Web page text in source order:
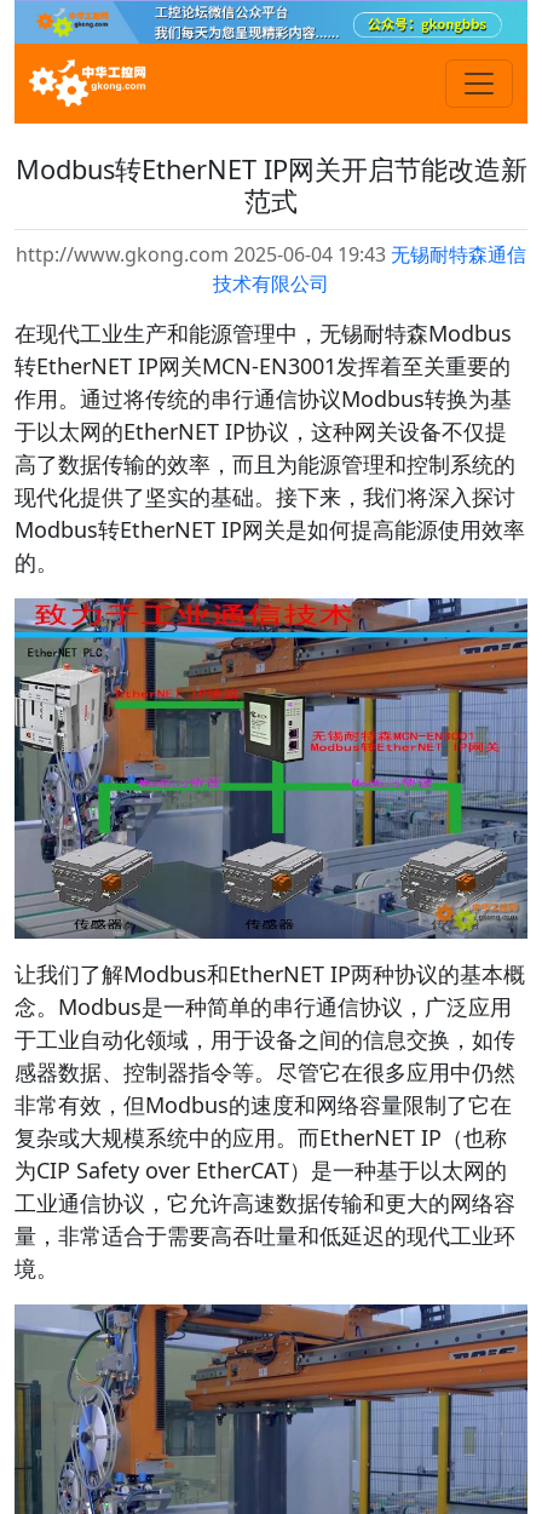
Modbus转EtherNET IP网关开启节能改造新
范式
http://www.gkong.com 2025-06-04 19:43无锡耐特森通信
技术有限公司
在现代工业生产和能源管理中，无锡耐特森Modbus
转EtherNET IP网关MCN-EN3001发挥着至关重要的
作用。通过将传统的串行通信协议Modbus转换为基
于以太网的EtherNET IP协议，这种网关设备不仅提
高了数据传输的效率，而且为能源管理和控制系统的
现代化提供了坚实的基础。接下来，我们将深入探讨
Modbus转EtherNET IP网关是如何提高能源使用效率
的。
让我们了解Modbus和EtherNET IP两种协议的基本概
念。Modbus是一种简单的串行通信协议，广泛应用
于工业自动化领域，用于设备之间的信息交换，如传
感器数据、控制器指令等。尽管它在很多应用中仍然
非常有效，但Modbus的速度和网络容量限制了它在
复杂或大规模系统中的应用。而EtherNET IP（也称
为CIP Safety over EtherCAT）是一种基于以太网的
工业通信协议，它允许高速数据传输和更大的网络容
量，非常适合于需要高吞吐量和低延迟的现代工业环
境。